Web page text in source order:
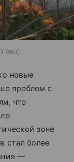
РАН
новые
проблем с
что
зоне
стал более
—